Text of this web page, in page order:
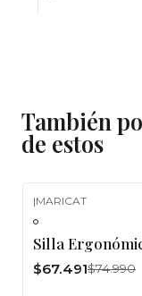
También
de estos
|MARICAT
Silla
$67.491$74.990